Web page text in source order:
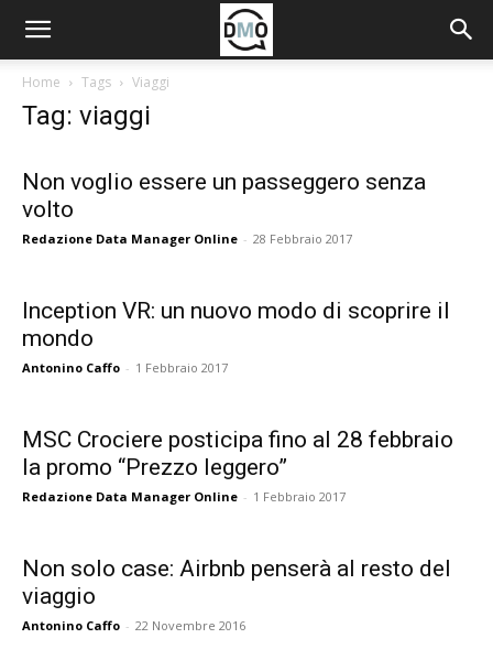
Home Tags Viaggi
Tag: viaggi
Non voglio essere un passeggero senza
volto
Redazione Data Manager Online - 28 Febbraio 2017
Inception VR: un nuovo modo di scoprire il
mondo
Antonino Caffo - 1 Febbraio 2017
MSC Crociere posticipa fino al 28 febbraio
la promo “Prezzo leggero”
Redazione Data Manager Online - 1 Febbraio 2017
Non solo case: Airbnb penserà al resto del
viaggio
Antonino Caffo - 22 Novembre 2016